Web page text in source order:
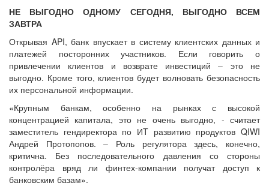
НЕ ВЫГОДНО ОДНОМУ СЕГОДНЯ, ВЫГОДНО ВСЕМ
ЗАВТРА
Открывая API, банк впускает в систему клиентских данных и
платежей посторонних участников. Если говорить о
привлечении клиентов и возврате инвестиций – это не
выгодно. Кроме того, клиентов будет волновать безопасность
их персональной информации.
«Крупным банкам, особенно на рынках с высокой
концентрацией капитала, это не очень выгодно, - считает
заместитель гендиректора по ИT развитию продуктов QIWI
Андрей Протопопов. – Роль регулятора здесь, конечно,
критична. Без последовательного давления со стороны
контролёра вряд ли финтех-компании получат доступ к
банковским базам».